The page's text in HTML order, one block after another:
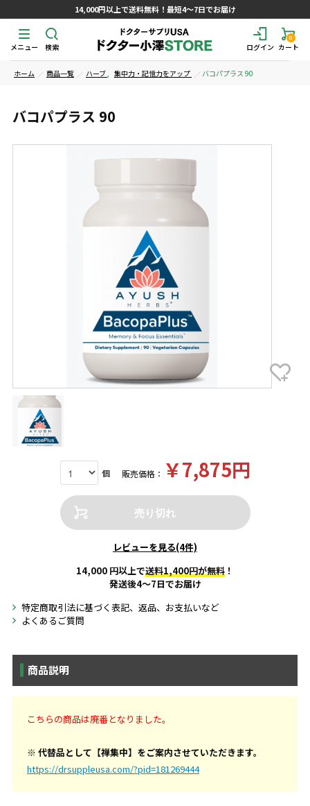
14,000円以上で送料無料！最短4～7日でお届け
ログイン
0
カート
検索
メニュー
ホーム 商品一覧 ハーブ, 集中力・記憶力をアップ バコパプラス 90
バコパプラス 90
個 販売価格： ￥7,875円
売り切れ
レビューを見る(4件)
14,000 円以上で送料1,400円が無料 ！
発送後4～7日でお届け
特定商取引法に基づく表記、返品、お支払いなど
よくあるご質問
商品説明
こちらの商品は廃番となりました。
※ 代替品として【禅集中】をご案内させていただきます。
https://drsuppleusa.com/?pid=181269444